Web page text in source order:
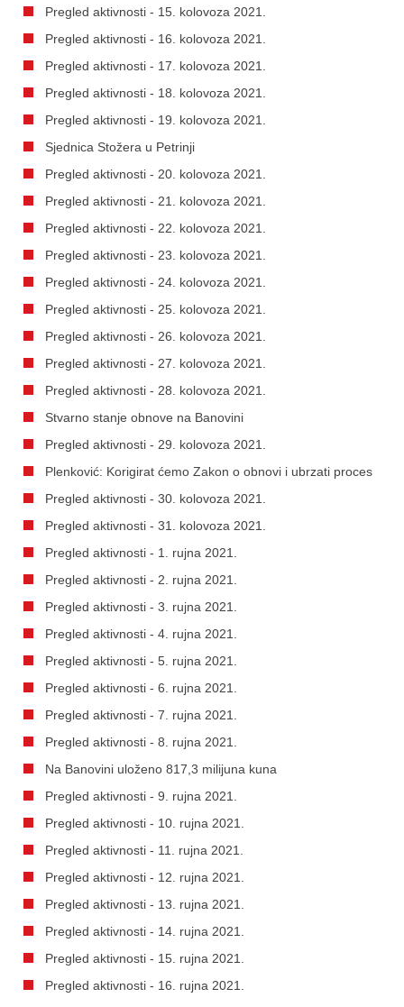
Pregled aktivnosti - 15. kolovoza 2021.
Pregled aktivnosti - 16. kolovoza 2021.
Pregled aktivnosti - 17. kolovoza 2021.
Pregled aktivnosti - 18. kolovoza 2021.
Pregled aktivnosti - 19. kolovoza 2021.
Sjednica Stožera u Petrinji
Pregled aktivnosti - 20. kolovoza 2021.
Pregled aktivnosti - 21. kolovoza 2021.
Pregled aktivnosti - 22. kolovoza 2021.
Pregled aktivnosti - 23. kolovoza 2021.
Pregled aktivnosti - 24. kolovoza 2021.
Pregled aktivnosti - 25. kolovoza 2021.
Pregled aktivnosti - 26. kolovoza 2021.
Pregled aktivnosti - 27. kolovoza 2021.
Pregled aktivnosti - 28. kolovoza 2021.
Stvarno stanje obnove na Banovini
Pregled aktivnosti - 29. kolovoza 2021.
Plenković: Korigirat ćemo Zakon o obnovi i ubrzati proces
Pregled aktivnosti - 30. kolovoza 2021.
Pregled aktivnosti - 31. kolovoza 2021.
Pregled aktivnosti - 1. rujna 2021.
Pregled aktivnosti - 2. rujna 2021.
Pregled aktivnosti - 3. rujna 2021.
Pregled aktivnosti - 4. rujna 2021.
Pregled aktivnosti - 5. rujna 2021.
Pregled aktivnosti - 6. rujna 2021.
Pregled aktivnosti - 7. rujna 2021.
Pregled aktivnosti - 8. rujna 2021.
Na Banovini uloženo 817,3 milijuna kuna
Pregled aktivnosti - 9. rujna 2021.
Pregled aktivnosti - 10. rujna 2021.
Pregled aktivnosti - 11. rujna 2021.
Pregled aktivnosti - 12. rujna 2021.
Pregled aktivnosti - 13. rujna 2021.
Pregled aktivnosti - 14. rujna 2021.
Pregled aktivnosti - 15. rujna 2021.
Pregled aktivnosti - 16. rujna 2021.